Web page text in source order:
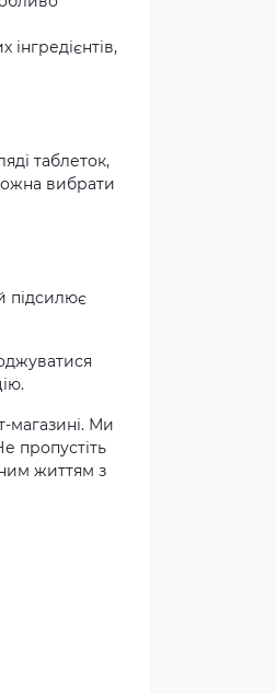
таблеток,
вибрати
підсилює
магазині. Ми
пропустіть
життям з